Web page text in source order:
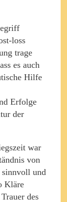
loss
trage
es auch
Hilfe
Erfolge
der
war
von
sinnvoll und
Kläre
des